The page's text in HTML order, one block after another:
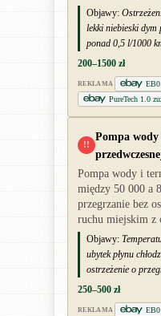
Objawy:
lekki niebieski
ponad 0,5 l/1000
200–1500 zł
REKLAMA
EB0
PureTech 1.0
!!
Pompa
Pompa wody i
między 50 000 a
przegrzanie bez
ruchu miejskim z
Objawy:
ubytek płynu
ostrzeżenie o
250–500 zł
REKLAMA